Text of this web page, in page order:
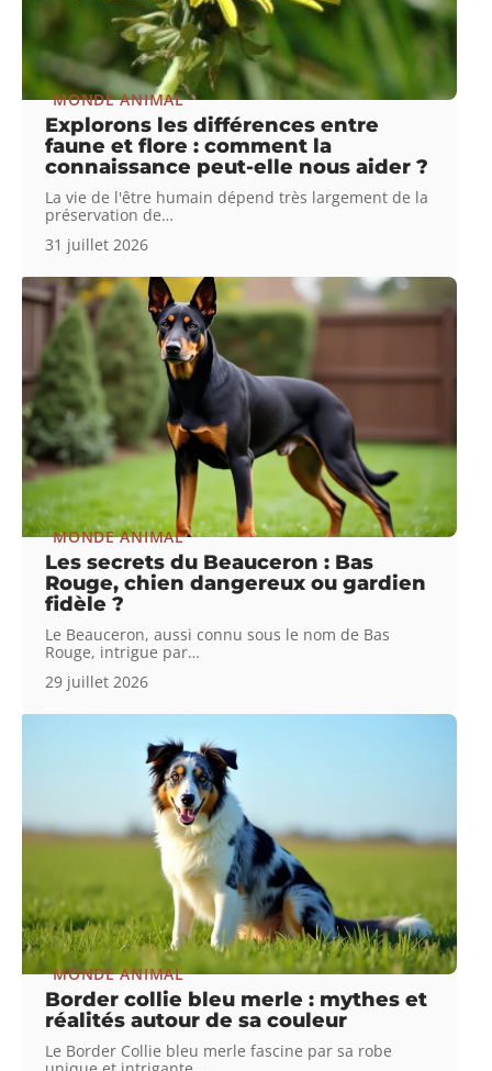
MONDE ANIMAL
Explorons les différences entre
faune et flore : comment la
connaissance peut-elle nous aider ?
La vie de l'être humain dépend très largement de la
préservation de…
31 juillet 2026
MONDE ANIMAL
Les secrets du Beauceron : Bas
Rouge, chien dangereux ou gardien
fidèle ?
Le Beauceron, aussi connu sous le nom de Bas
Rouge, intrigue par…
29 juillet 2026
MONDE ANIMAL
Border collie bleu merle : mythes et
réalités autour de sa couleur
Le Border Collie bleu merle fascine par sa robe